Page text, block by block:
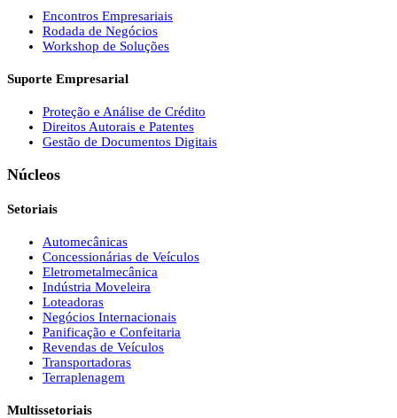
Encontros Empresariais
Rodada de Negócios
Workshop de Soluções
Suporte Empresarial
Proteção e Análise de Crédito
Direitos Autorais e Patentes
Gestão de Documentos Digitais
Núcleos
Setoriais
Automecânicas
Concessionárias de Veículos
Eletrometalmecânica
Indústria Moveleira
Loteadoras
Negócios Internacionais
Panificação e Confeitaria
Revendas de Veículos
Transportadoras
Terraplenagem
Multissetoriais